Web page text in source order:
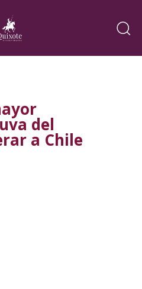
del
a Chile